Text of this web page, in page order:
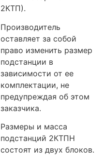
2КТП).
Производитель
оставляет за собой
право изменить размер
подстанции в
зависимости от ее
комплектации, не
предупреждая об этом
заказчика.
Размеры и масса
подстанций 2КТПН
состоят из двух блоков.